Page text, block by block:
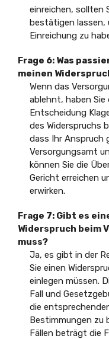
einreichen, sollten
bestätigen lassen,
Einreichung zu
Frage 6: Was
meinen
Wenn das
ablehnt, haben Sie
Entscheidung
des Widerspruchs
dass Ihr Anspruch
Versorgungsamt
können Sie die
Gericht erreichen
erwirken.
Frage 7: Gibt es
Widerspruch beim
muss?
Ja, es gibt in der
Sie einen
einlegen müssen.
Fall und
die
Bestimmungen zu
Fällen beträgt die